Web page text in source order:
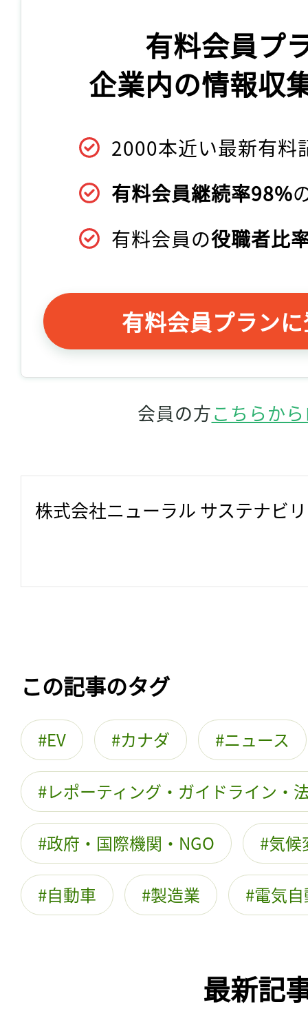
有料会員プ
企業内の情報収
2000本近い最新有料
有料会員継続率98%
有料会員の役職者比
有料会員プラン
会員の方こちらか
株式会社ニューラル サステナビ
この記事のタグ
EV カナダ ニュース
レポーティング・ガイドライン・
政府・国際機関・NGO 気候
自動車 製造業 電気
最新記